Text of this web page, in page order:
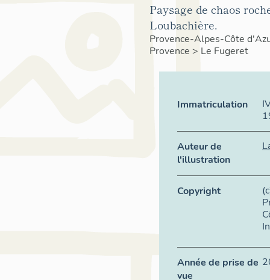
Paysage de chaos
Loubachière.
Provence-Alpes-Côte
Provence > Le Fugeret
Immatriculation
Auteur de
l'illustration
Copyright
Année de prise de
vue